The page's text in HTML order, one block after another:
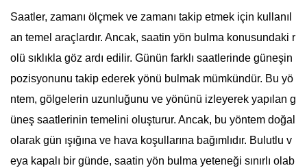
Saatler, zamanı ölçmek ve zamanı takip etmek için kullanıl
an temel araçlardır. Ancak, saatin yön bulma konusundaki r
olü sıklıkla göz ardı edilir. Günün farklı saatlerinde güneşin
pozisyonunu takip ederek yönü bulmak mümkündür. Bu yö
ntem, gölgelerin uzunluğunu ve yönünü izleyerek yapılan g
üneş saatlerinin temelini oluşturur. Ancak, bu yöntem doğal
olarak gün ışığına ve hava koşullarına bağımlıdır. Bulutlu v
eya kapalı bir günde, saatin yön bulma yeteneği sınırlı olab